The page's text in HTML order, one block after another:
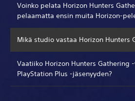
Voinko pelata Horizon Hunters
pelaamatta ensin muita Horizon-
Mikä studio vastaa Horizon Hunters
Vaatiiko Horizon Hunters Gathering
PlayStation Plus -jäsenyyden?